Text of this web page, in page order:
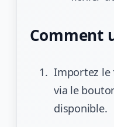
Comment
Importez le
via le
disponible.